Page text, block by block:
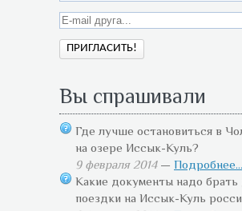
Вы спрашивали
Где лучше остановиться в
на озере Иссык-Куль?
9 февраля 2014— Подробнее...
Какие документы надо брать
поездки на Иссык-Куль